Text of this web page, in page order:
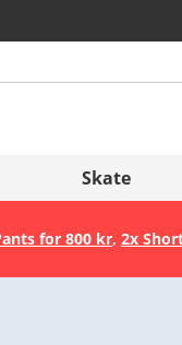
Slovenija
België
Skate
for 800 kr, 2x